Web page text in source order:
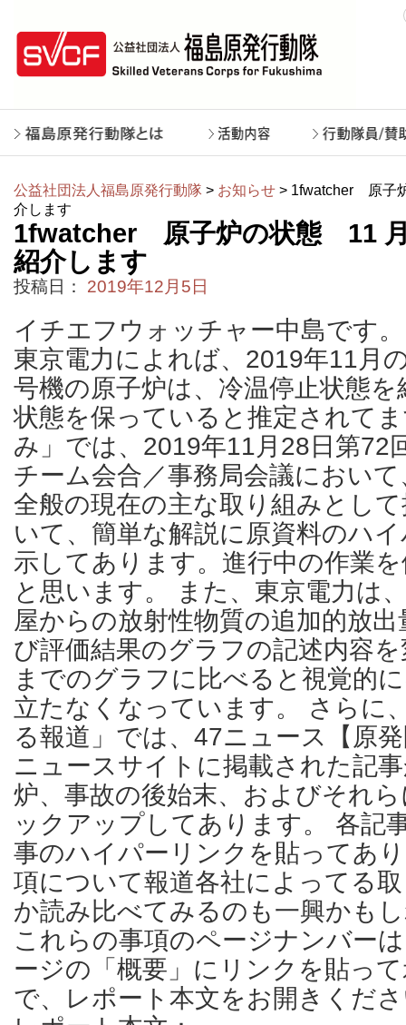
公益社団法人福島原発行動隊 > お知らせ > 1fwatcher 原子
介します
1fwatcher 原子炉の状態 11
紹介します
投稿日： 2019年12月5日
イチエフウォッチャー中島です。
東京電力によれば、2019年11月
号機の原子炉は、冷温停止状態
状態を保っていると推定されて
み」では、2019年11月28日第72
チーム会合／事務局会議におい
全般の現在の主な取り組みとし
いて、簡単な解説に原資料のハ
示してあります。進行中の作業
と思います。 また、東京電力は
屋からの放射性物質の追加的放
び評価結果のグラフの記述内容
までのグラフに比べると視覚的
立たなくなっています。 さらに
る報道」では、47ニュース【原
ニュースサイトに掲載された記
炉、事故の後始末、およびそれ
ックアップしてあります。 各記
事のハイパーリンクを貼ってあ
項について報道各社によってる
か読み比べてみるのも一興かも
これらの事項のページナンバー
ージの「概要」にリンクを貼っ
で、レポート本文をお開きくだ